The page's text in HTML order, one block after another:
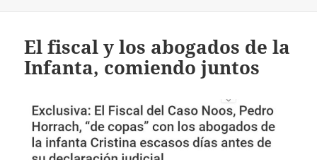
El fiscal y los abogados de la
Infanta, comiendo juntos